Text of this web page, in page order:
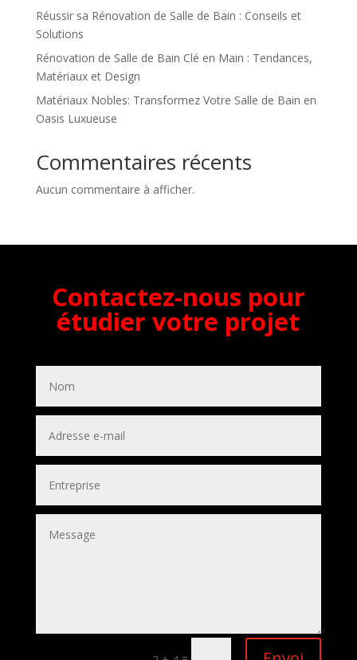
Réussir sa Rénovation de Salle de Bain : Conseils et
Solutions
Rénovation de Salle de Bain Clé en Main : Tendances,
Matériaux et Design
Matériaux Nobles: Transformez Votre Salle de Bain en
Oasis Luxueuse
Commentaires récents
Aucun commentaire à afficher.
Contactez-nous pour
étudier votre projet